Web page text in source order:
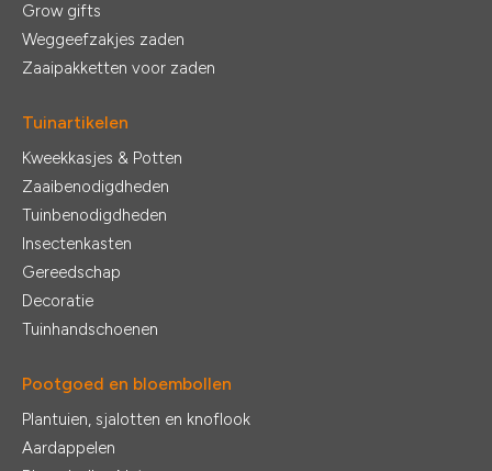
Grow gifts
Weggeefzakjes zaden
Zaaipakketten voor zaden
Tuinartikelen
Kweekkasjes & Potten
Zaaibenodigdheden
Tuinbenodigdheden
Insectenkasten
Gereedschap
Decoratie
Tuinhandschoenen
Pootgoed en bloembollen
Plantuien, sjalotten en knoflook
Aardappelen